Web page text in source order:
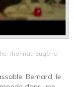
Thonnat, Eugène
Bernard, le